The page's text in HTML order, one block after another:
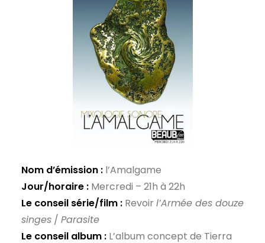
Nom d’émission : l’Amalgame
Jour/horaire : Mercredi – 21h à 22h
Le conseil série/film : Revoir l’Armée des douze
singes / Parasite
Le conseil album : L’album concept de Tierra